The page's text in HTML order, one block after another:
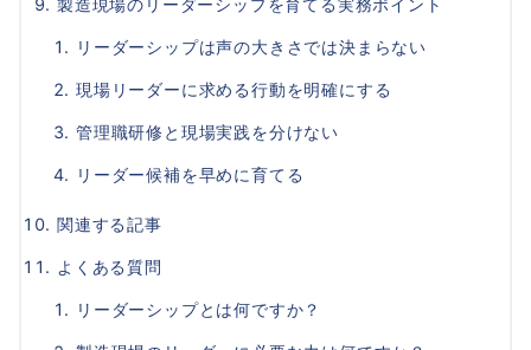
製造現場のリーダーシップを育てる実務ポイント
リーダーシップは声の大きさでは決まらない
現場リーダーに求める行動を明確にする
管理職研修と現場実践を分けない
リーダー候補を早めに育てる
関連する記事
よくある質問
リーダーシップとは何ですか？